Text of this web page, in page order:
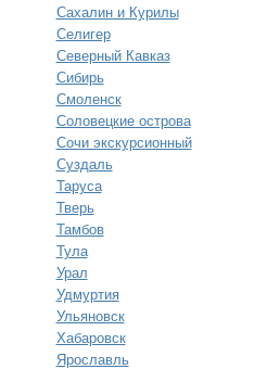
Сахалин и Курилы
Селигер
Северный Кавказ
Сибирь
Смоленск
Соловецкие острова
Сочи экскурсионный
Суздаль
Таруса
Тверь
Тамбов
Тула
Урал
Удмуртия
Ульяновск
Хабаровск
Ярославль